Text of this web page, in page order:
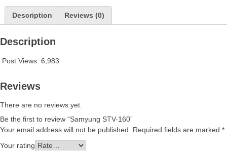
Description Reviews (0)
Description
Post Views: 6,983
Reviews
There are no reviews yet.
Be the first to review “Samyung STV-160”
Your email address will not be published. Required fields are marked *
Your rating